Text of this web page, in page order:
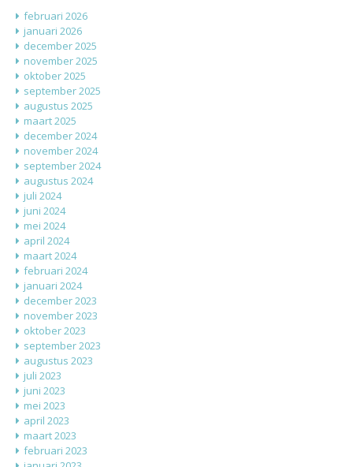
februari 2026
januari 2026
december 2025
november 2025
oktober 2025
september 2025
augustus 2025
maart 2025
december 2024
november 2024
september 2024
augustus 2024
juli 2024
juni 2024
mei 2024
april 2024
maart 2024
februari 2024
januari 2024
december 2023
november 2023
oktober 2023
september 2023
augustus 2023
juli 2023
juni 2023
mei 2023
april 2023
maart 2023
februari 2023